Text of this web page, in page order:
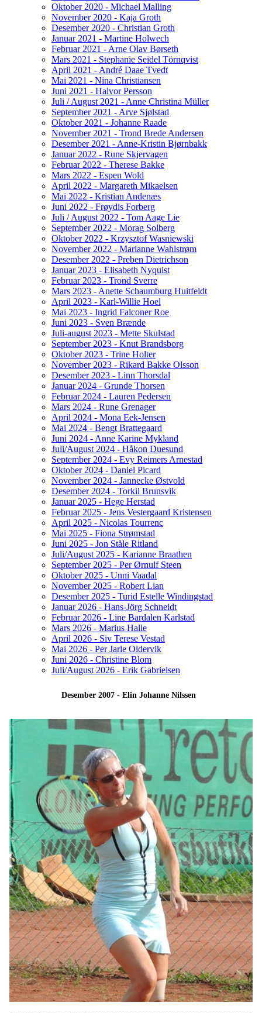
Oktober 2020 - Michael Malling
November 2020 - Kaja Groth
Desember 2020 - Christian Groth
Januar 2021 - Martine Holwech
Februar 2021 - Arne Olav Børseth
Mars 2021 - Stephanie Seidel Törnqvist
April 2021 - André Daae Tvedt
Mai 2021 - Nina Christiansen
Juni 2021 - Halvor Persson
Juli / August 2021 - Anne Christina Müller
September 2021 - Arve Sjølstad
Oktober 2021 - Johanne Raade
November 2021 - Trond Brede Andersen
Desember 2021 - Anne-Kristin Bjørnbakk
Januar 2022 - Rune Skjervagen
Februar 2022 - Therese Bakke
Mars 2022 - Espen Wold
April 2022 - Margareth Mikaelsen
Mai 2022 - Kristian Andenæs
Juni 2022 - Frøydis Forberg
Juli / August 2022 - Tom Aage Lie
September 2022 - Morag Solberg
Oktober 2022 - Krzysztof Wasniewski
November 2022 - Marianne Wahlstrøm
Desember 2022 - Preben Dietrichson
Januar 2023 - Elisabeth Nyquist
Februar 2023 - Trond Sverre
Mars 2023 - Anette Schaumburg Huitfeldt
April 2023 - Karl-Willie Hoel
Mai 2023 - Ingrid Falconer Roe
Juni 2023 - Sven Brænde
Juli-august 2023 - Mette Skulstad
September 2023 - Knut Brandsborg
Oktober 2023 - Trine Holter
November 2023 - Rikard Bakke Olsson
Desember 2023 - Linn Thorsdal
Januar 2024 - Grunde Thorsen
Februar 2024 - Lauren Pedersen
Mars 2024 - Rune Grenager
April 2024 - Mona Eek-Jensen
Mai 2024 - Bengt Brattegaard
Juni 2024 - Anne Karine Mykland
Juli/August 2024 - Håkon Duesund
September 2024 - Evy Reimers Arnestad
Oktober 2024 - Daniel Picard
November 2024 - Jannecke Østvold
Desember 2024 - Torkil Brunsvik
Januar 2025 - Hege Herstad
Februar 2025 - Jens Vestergaard Kristensen
April 2025 - Nicolas Tourrenc
Mai 2025 - Fiona Strømstad
Juni 2025 - Jon Ståle Ritland
Juli/August 2025 - Karianne Braathen
September 2025 - Per Ørnulf Steen
Oktober 2025 - Unni Vaadal
November 2025 - Robert Lian
Desember 2025 - Turid Estelle Windingstad
Januar 2026 - Hans-Jörg Schneidt
Februar 2026 - Line Bardalen Karlstad
Mars 2026 - Marius Halle
April 2026 - Siv Terese Vestad
Mai 2026 - Per Jarle Oldervik
Juni 2026 - Christine Blom
Juli/August 2026 - Erik Gabrielsen
Desember 2007 - Elin Johanne Nilssen